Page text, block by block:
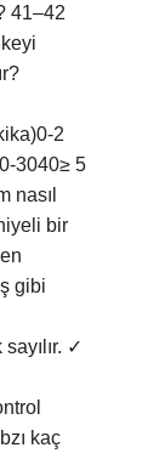
41–42
2
3040≥ 5
nasıl
bir
gibi
✓
kaç